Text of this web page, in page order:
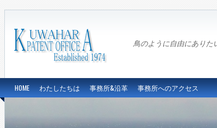
鳥のように自由にあり
HOME わたしたちは 事務所&沿革 事務所へのアクセス